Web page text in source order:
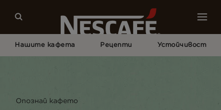
Нашите кафета Рецепти Устойчивост
Опознай кафето